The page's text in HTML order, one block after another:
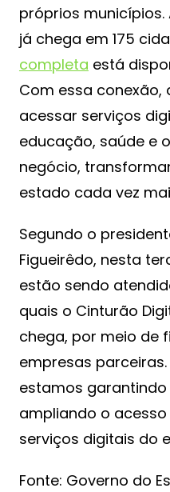
próprios
já chega em 175
completa está
Com essa
acessar serviços
educação, saúde e
negócio,
estado cada vez
Segundo o
Figueirêdo, nesta
estão sendo
quais o Cinturão
chega, por meio de
empresas
estamos
ampliando o
serviços digitais do
Fonte: Governo do